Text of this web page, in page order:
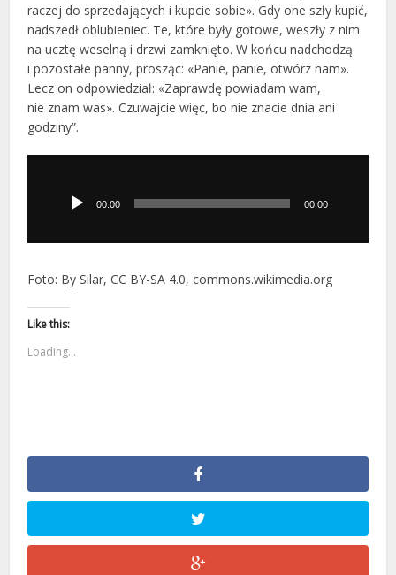
raczej do sprzedających i kupcie sobie». Gdy one szły kupić,
nadszedł oblubieniec. Te, które były gotowe, weszły z nim
na ucztę weselną i drzwi zamknięto. W końcu nadchodzą
i pozostałe panny, prosząc: «Panie, panie, otwórz nam».
Lecz on odpowiedział: «Zaprawdę powiadam wam,
nie znam was». Czuwajcie więc, bo nie znacie dnia ani
godziny”.
dźwiękowych00:00 00:00
Foto: By Silar, CC BY-SA 4.0, commons.wikimedia.org
Like this:
Loading...